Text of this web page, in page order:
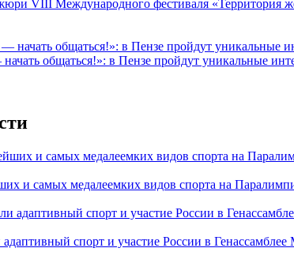
VIII Международного фестиваля «Территория
общаться!»: в Пензе пройдут уникальные
и самых медалеемких видов спорта на
адаптивный спорт и участие России в